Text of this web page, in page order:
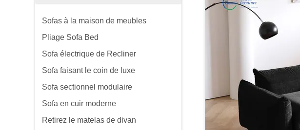
Sofas à la maison de meubles
Pliage Sofa Bed
Sofa électrique de Recliner
Sofa faisant le coin de luxe
Sofa sectionnel modulaire
Sofa en cuir moderne
Retirez le matelas de divan